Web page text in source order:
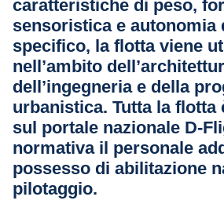
caratteristiche di peso,
sensoristica e autonomia
specifico, la flotta viene
nell’ambito
dell’ingegneria e della
urbanistica. Tutta la flotta
sul portale nazionale D-
normativa il personale
possesso di abilitazione
pilotaggio.